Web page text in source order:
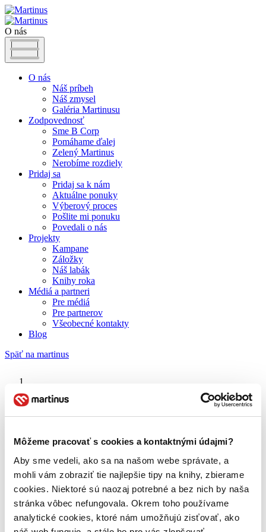
Môžeme pracovať s cookies a kontaktnými údajmi?
Aby sme vedeli, ako sa na našom webe správate, a
mohli vám zobraziť tie najlepšie tipy na knihy, zbierame
cookies. Niektoré sú naozaj potrebné a bez nich by naša
stránka vôbec nefungovala. Okrem toho používame
analytické cookies, ktoré nám umožňujú zisťovať, ako
O nás
O nás
Náš príbeh
Náš zmysel
Galéria Martinusu
Zodpovednosť
Sme B Corp
Pomáhame ďalej
Zelený Martinus
Nerobíme rozdiely
Pridaj sa
Pridaj sa k nám
Aktuálne ponuky
Výberový proces
Pošlite mi ponuku
Povedali o nás
Projekty
Kampane
Záložky
Náš labák
Knihy roka
Médiá a partneri
Pre médiá
Pre partnerov
Všeobecné kontakty
Blog
Späť na martinus
Brian Williams
O nás
Náš príbeh
Galéria Martinusu
Zodpovednosť
Sme B Corp